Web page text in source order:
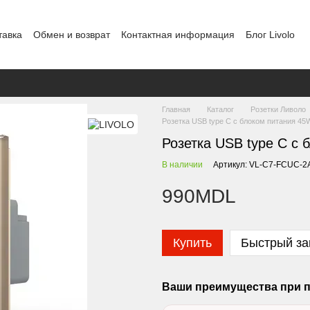
Обмен и возврат Контактная информация
Блог Livolo
Главная Каталог
Розетки Ливоло
Розетка USB type C с блоком питания
Розетка USB type C с
В наличии Артикул: VL-C7-FCUC-
990MDL
Купить Быстрый
Ваши преимущества при